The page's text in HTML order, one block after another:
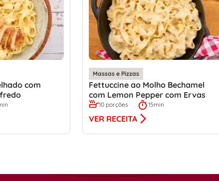
com
Massas e Pizzas
Fettuccine ao Molho Bechamel
com Lemon Pepper com Ervas
10 porções 15min
VER RECEITA